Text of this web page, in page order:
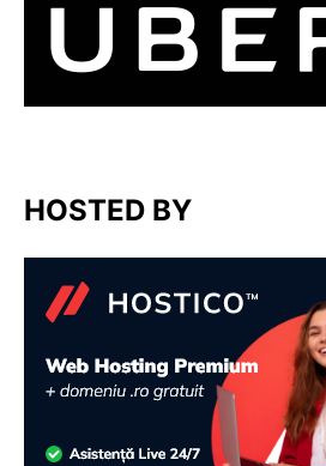
HOSTED BY